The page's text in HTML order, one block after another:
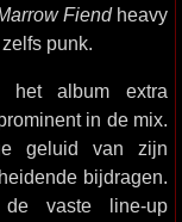
Fiendheavy
punk.
het album extra
in de mix.
geluid van zijn
bijdragen.
vaste line-up